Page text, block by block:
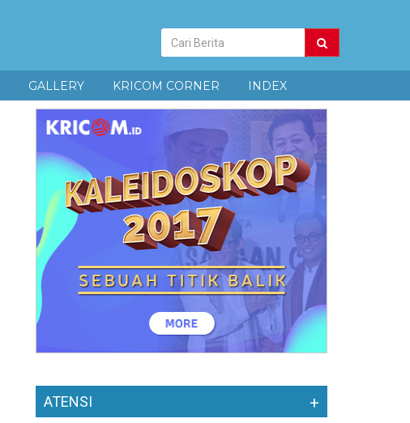
Pencarian
Berita
GALLERY KRICOM CORNER INDEX
ATENSI +